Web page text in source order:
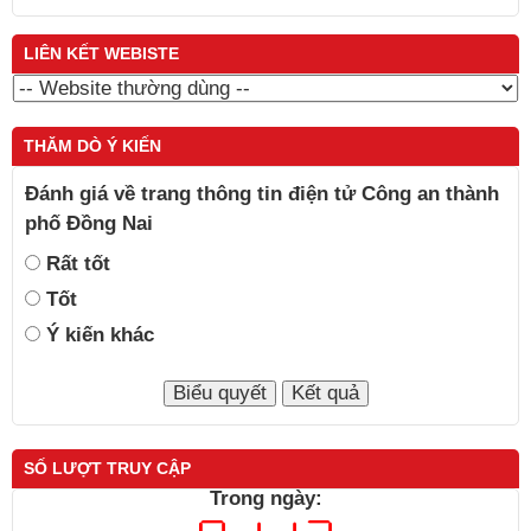
LIÊN KẾT WEBISTE
THĂM DÒ Ý KIẾN
Đánh giá về trang thông tin điện tử Công an thành
phố Đồng Nai
Rất tốt
Tốt
Ý kiến khác
SỐ LƯỢT TRUY CẬP
Trong ngày: